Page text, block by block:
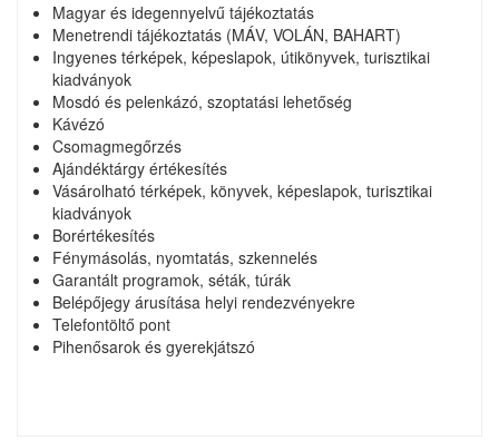
Magyar és idegennyelvű tájékoztatás
Menetrendi tájékoztatás (MÁV, VOLÁN, BAHART)
Ingyenes térképek, képeslapok, útikönyvek, turisztikai
kiadványok
Mosdó és pelenkázó, szoptatási lehetőség
Kávézó
Csomagmegőrzés
Ajándéktárgy értékesítés
Vásárolható térképek, könyvek, képeslapok, turisztikai
kiadványok
Borértékesítés
Fénymásolás, nyomtatás, szkennelés
Garantált programok, séták, túrák
Belépőjegy árusítása helyi rendezvényekre
Telefontöltő pont
Pihenősarok és gyerekjátszó